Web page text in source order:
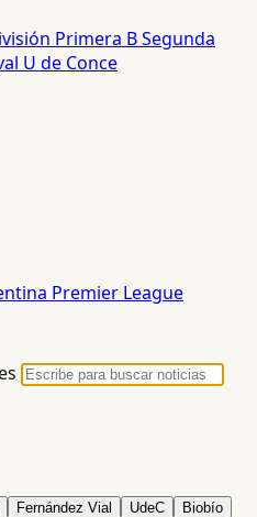
Primera BSegunda
U de Conce
Premier League
Fernández Vial UdeC Biobío